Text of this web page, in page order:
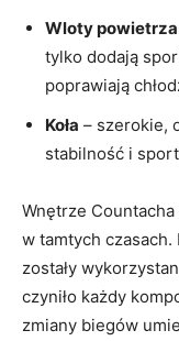
Wloty powietrza
tylko dodają
poprawiają
Koła – szerokie,
stabilność i
Wnętrze
w tamtych czasach.
zostały
czyniło każdy
zmiany biegów